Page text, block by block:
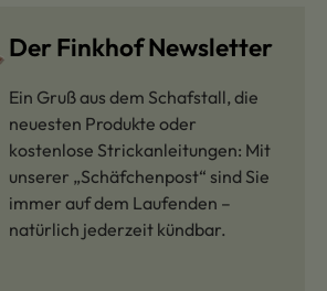
Der Finkhof Newsletter
Ein Gruß aus dem Schafstall, die
neuesten Produkte oder
kostenlose Strickanleitungen: Mit
unserer „Schäfchenpost“ sind Sie
immer auf dem Laufenden –
natürlich jederzeit kündbar.